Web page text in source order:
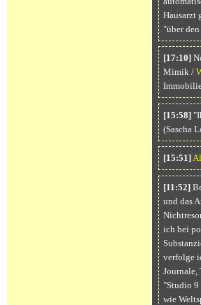
Hausarzt
"über
[17:10]
Mimik /
[15:58]
(Sascha
[15:51]
[11:52]
und das
ich bei
verfolge
Journale,
"Studio 9
wie